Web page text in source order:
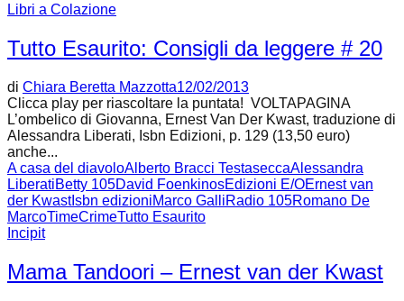
Libri a Colazione
Tutto Esaurito: Consigli da leggere # 20
di Chiara Beretta Mazzotta12/02/2013
Clicca play per riascoltare la puntata! VOLTAPAGINA
L’ombelico di Giovanna, Ernest Van Der Kwast, traduzione di
Alessandra Liberati, Isbn Edizioni, p. 129 (13,50 euro)
anche...
A casa del diavoloAlberto Bracci TestaseccaAlessandra
LiberatiBetty 105David FoenkinosEdizioni E/OErnest van
der KwastIsbn edizioniMarco GalliRadio 105Romano De
MarcoTimeCrimeTutto Esaurito
Incipit
Mama Tandoori – Ernest van der Kwast